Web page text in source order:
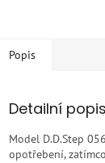
Popis
Detailní
Model D.D.Step
opotřebení,